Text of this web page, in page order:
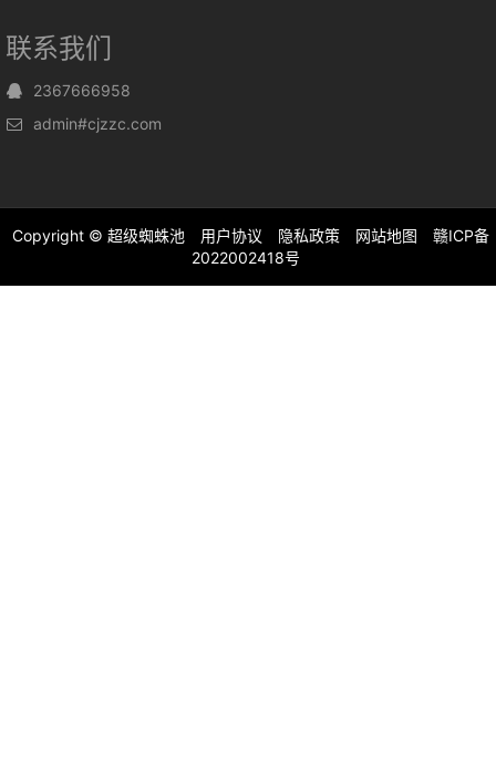
联系我们
2367666958
admin#cjzzc.com
Copyright © 超级蜘蛛池 用户协议 隐私政策 网站地图
赣ICP备
2022002418号